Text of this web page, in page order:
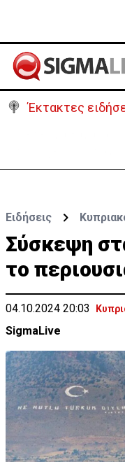
Έκτακτες
Ειδήσεις
Σύσκεψη
το
04.10.2024 20:03
SigmaLive